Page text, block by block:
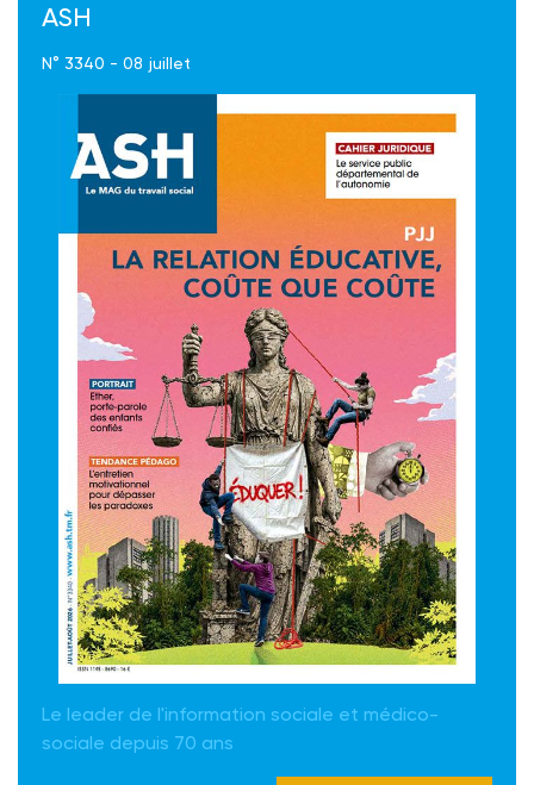
ASH
N° 3340 - 08 juillet
Le leader de l'information sociale et médico-
sociale depuis 70 ans